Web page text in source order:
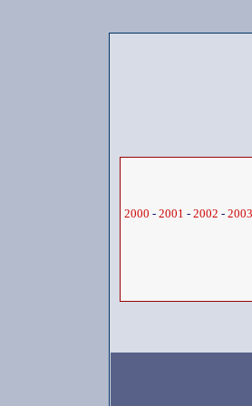
2000 - 2001 - 2002 - 2003